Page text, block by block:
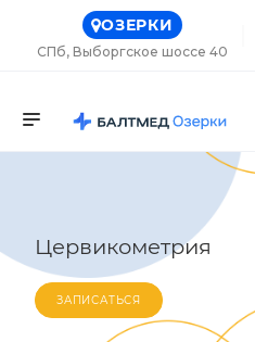
ОЗЕРКИ
СПб, Выборгское шоссе 40
Цервикометрия
ЗАПИСАТЬСЯ